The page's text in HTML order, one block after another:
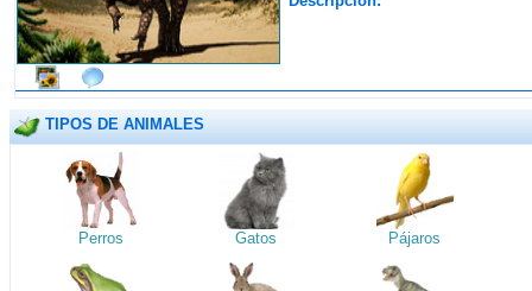
TIPOS DE ANIMALES
Perros Gatos Pájaros